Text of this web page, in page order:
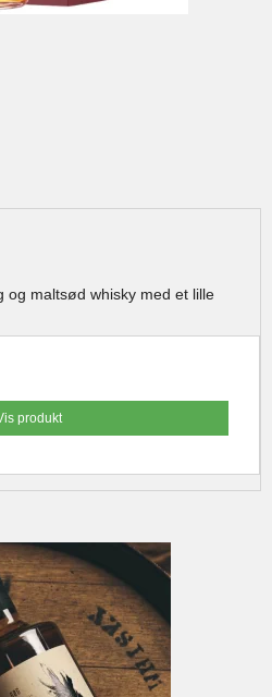
og maltsød whisky med et lille
produkt